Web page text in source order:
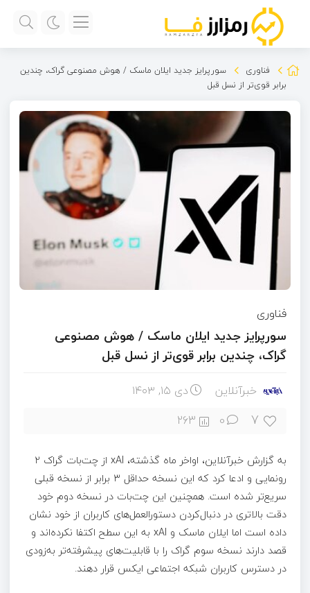
فناوری
سورپرایز جدید ایلان ماسک / هوش مصنوعی گراک، چندین
برابر قوی‌تر از نسل قبل
فناوری
سورپرایز جدید ایلان ماسک / هوش مصنوعی
گراک، چندین برابر قوی‌تر از نسل قبل
خبرآنلاین دی ۱۵, ۱۴۰۳
7
0
263
به گزارش خبرآنلاین، اواخر ماه گذشته، xAI از چت‌بات گراک ۲
رونمایی و ادعا کرد که این نسخه حداقل ۳ برابر از نسخه قبلی
سریع‌تر شده است. همچنین این چت‌بات در نسخه دوم خود
دقت بالاتری در دنبال‌کردن دستورالعمل‌های کاربران از خود نشان
داده است اما ایلان ماسک و xAI به این سطح اکتفا نکرده‌اند و
قصد دارند نسخه سوم گراک را با قابلیت‌های پیشرفته‌تر به‌زودی
در دسترس کاربران شبکه اجتماعی ایکس قرار دهند.